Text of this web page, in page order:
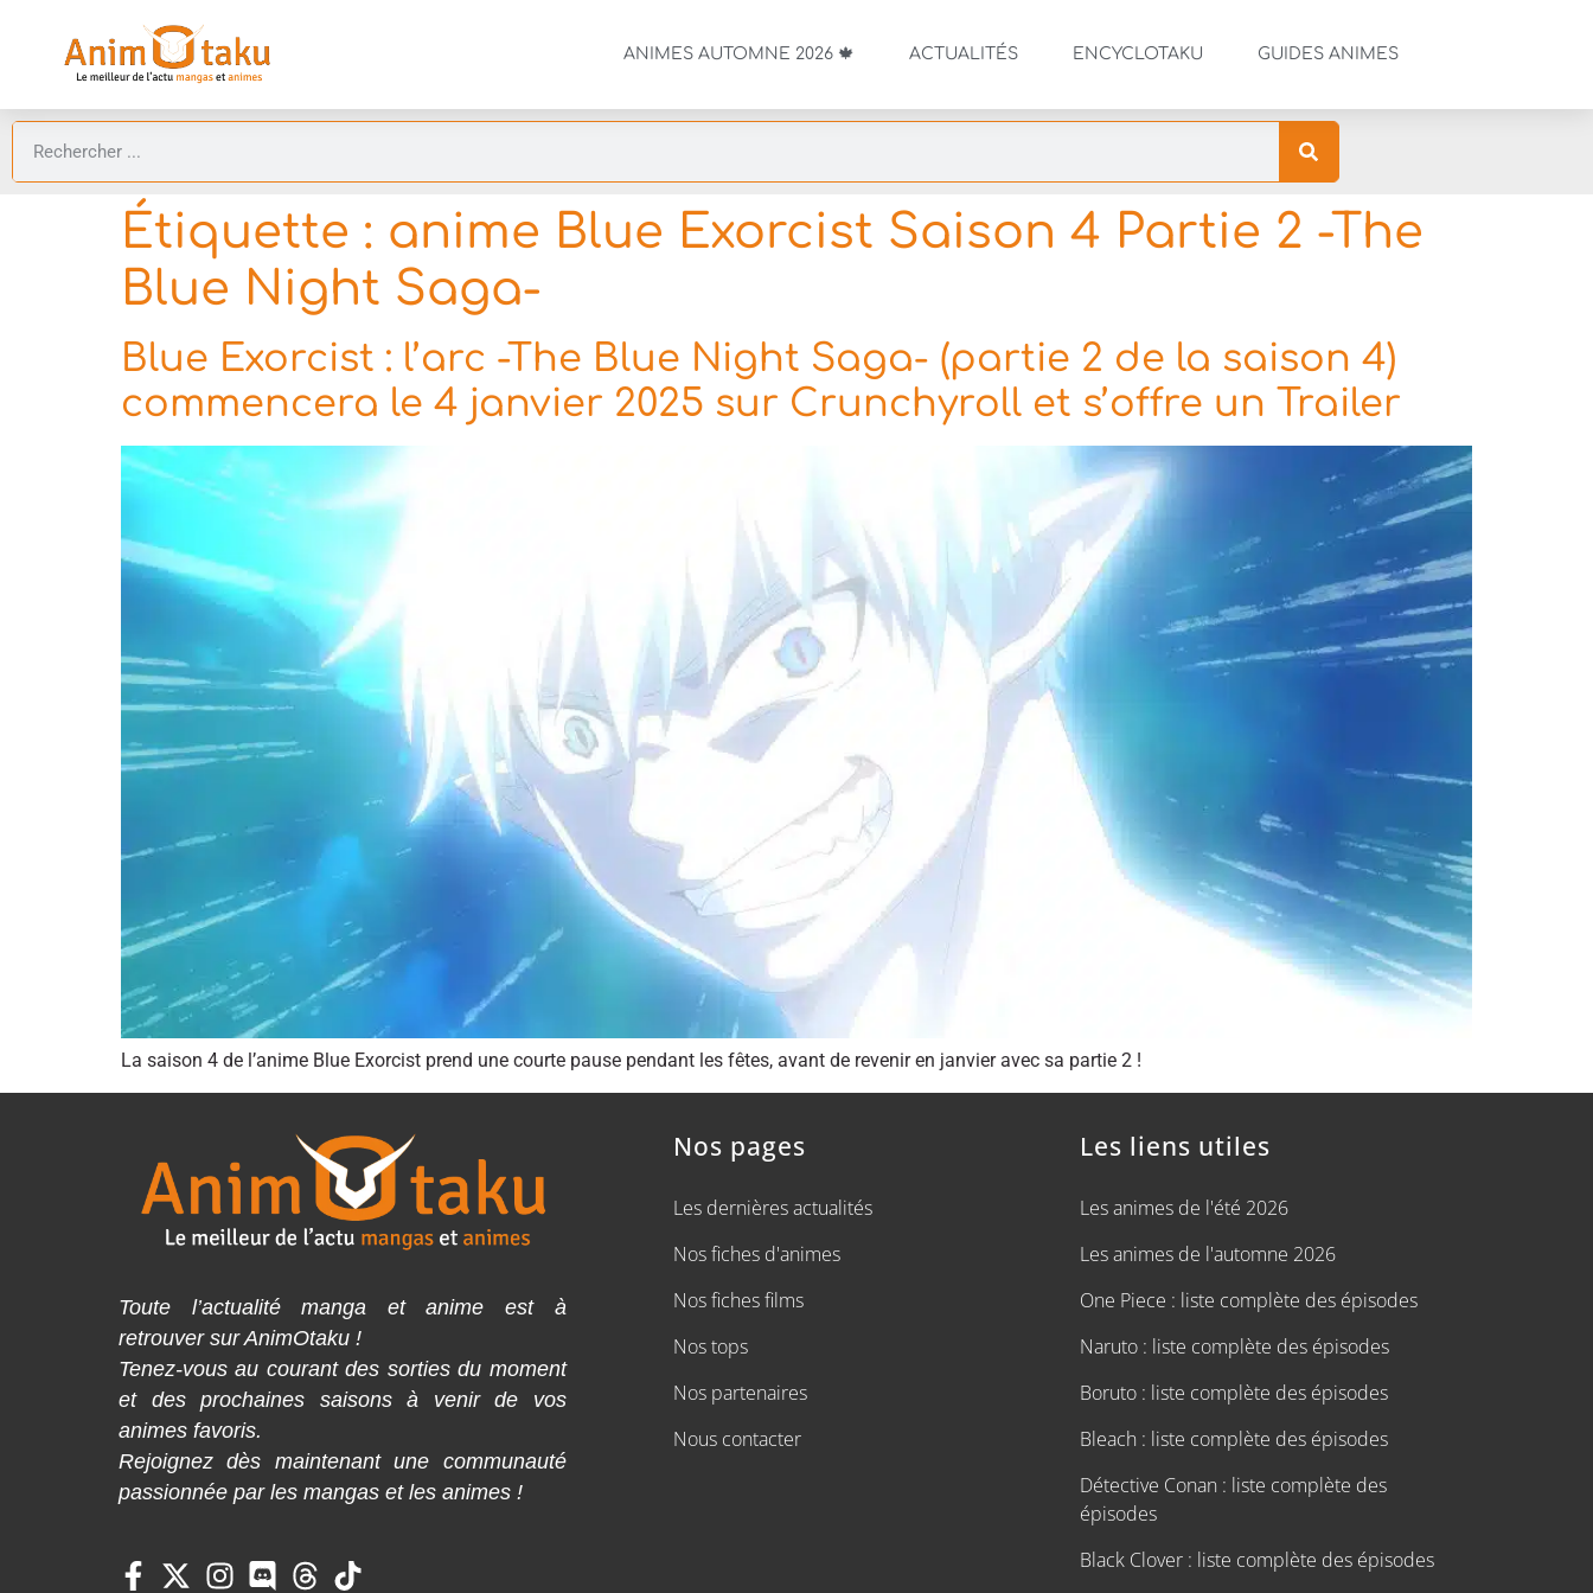
ANIMES AUTOMNE 2026 🍁 ACTUALITÉS ENCYCLOTAKU GUIDES ANIMES
Étiquette : anime Blue Exorcist Saison 4 Partie 2 -The
Blue Night Saga-
Blue Exorcist : l’arc -The Blue Night Saga- (partie 2 de la saison 4)
commencera le 4 janvier 2025 sur Crunchyroll et s’offre un Trailer
La saison 4 de l’anime Blue Exorcist prend une courte pause pendant les fêtes, avant de revenir en janvier avec sa partie 2 !
Toute l’actualité manga et anime est à
retrouver sur AnimOtaku !
Tenez-vous au courant des sorties du moment
et des prochaines saisons à venir de vos
animes favoris.
Rejoignez dès maintenant une communauté
passionnée par les mangas et les animes !
Nos pages
Les dernières actualités
Nos fiches d'animes
Nos fiches films
Nos tops
Nos partenaires
Nous contacter
Les liens utiles
Les animes de l'été 2026
Les animes de l'automne 2026
One Piece : liste complète des épisodes
Naruto : liste complète des épisodes
Boruto : liste complète des épisodes
Bleach : liste complète des épisodes
Détective Conan : liste complète des
épisodes
Black Clover : liste complète des épisodes